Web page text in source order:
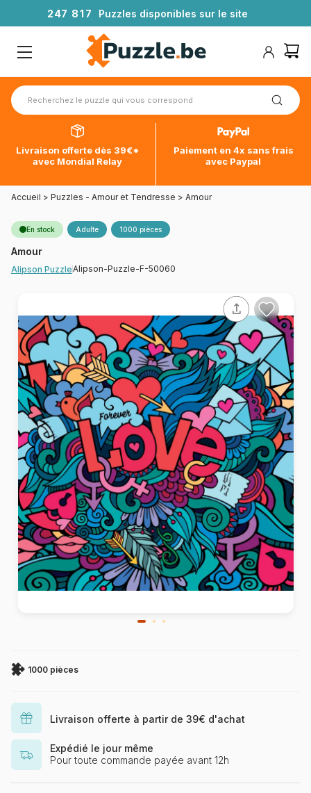
247 81 7 Puzzles disponibles sur le site
Livraison offerte dès 39€*
avec Mondial Relay
Paiement en 4x sans frais
avec Paypal
Accueil > Puzzles - Amour et Tendresse > Amour
En stock Adulte 1000 pièces
Amour
Alipson PuzzleAlipson-Puzzle-F-50060
1000 pièces
Livraison offerte à partir de 39€ d'achat
Expédié le jour même
Pour toute commande payée avant 12h